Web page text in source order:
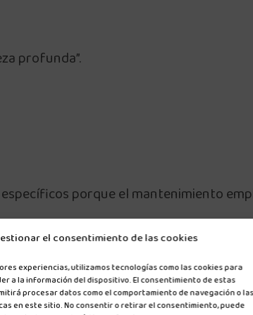
el consentimiento de las cookies
experiencias, utilizamos tecnologías como las cookies para
a la información del dispositivo. El consentimiento de estas
procesar datos como el comportamiento de navegación o las
en este sitio. No consentir o retirar el consentimiento, puede
profunda”.
porque el mantenimiento
de la piscina